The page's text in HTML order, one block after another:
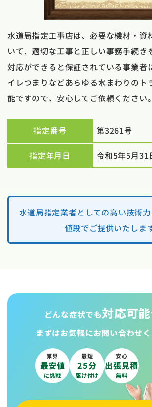
水道局指定工事店は、必要な機材・資
いて、適切な工事と正しい事務手続き
対応ができると保証されている事業者
イレつまりなどあらゆる水まわりのト
能ですので、安心してご依頼ください。
指定番号 第3261号
指定年月日 令和5年5月31
水道局指定業者としての高い技術
値段でご提供いたしま
どんな症状でも対応可能
まずはお気軽にお問い合わせく
業界
最安値
に挑戦
最短
25分
駆け付け
安心
出張見積
無料